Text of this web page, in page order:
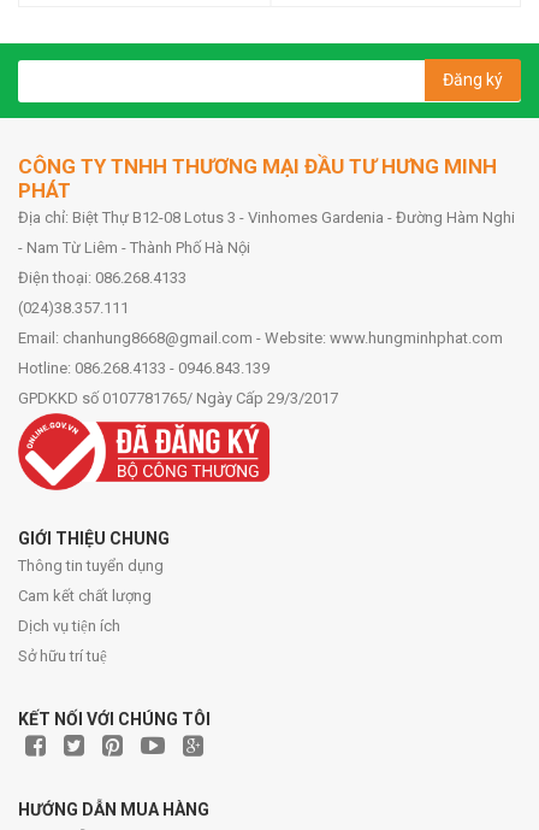
Đăng ký
CÔNG TY TNHH THƯƠNG MẠI ĐẦU TƯ HƯNG MINH
PHÁT
Địa chỉ: Biệt Thự B12-08 Lotus 3 - Vinhomes Gardenia - Đường Hàm Nghi
- Nam Từ Liêm - Thành Phố Hà Nội
Điện thoại: 086.268.4133
(024)38.357.111
Email: chanhung8668@gmail.com - Website: www.hungminhphat.com
Hotline: 086.268.4133 - 0946.843.139
GPDKKD số 0107781765/ Ngày Cấp 29/3/2017
GIỚI THIỆU CHUNG
Thông tin tuyển dụng
Cam kết chất lượng
Dịch vụ tiện ích
Sở hữu trí tuệ
KẾT NỐI VỚI CHÚNG TÔI
HƯỚNG DẪN MUA HÀNG